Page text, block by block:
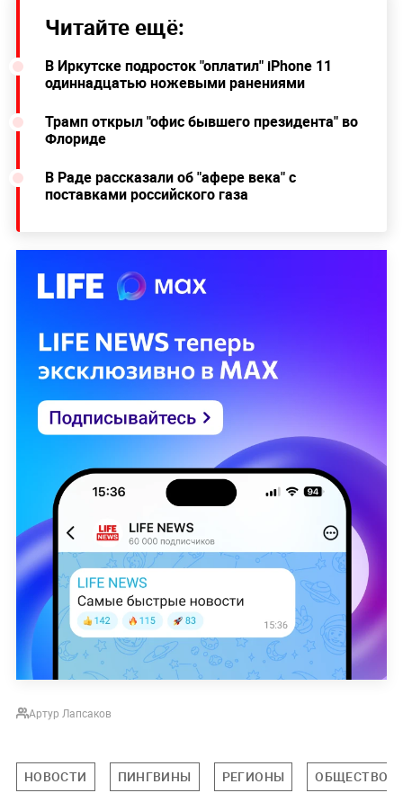
Читайте ещё:
В Иркутске подросток "оплатил" iPhone 11
одиннадцатью ножевыми ранениями
Трамп открыл "офис бывшего президента" во
Флориде
В Раде рассказали об "афере века" с
поставками российского газа
Артур Лапсаков
НОВОСТИ ПИНГВИНЫ РЕГИОНЫ ОБЩЕСТВО